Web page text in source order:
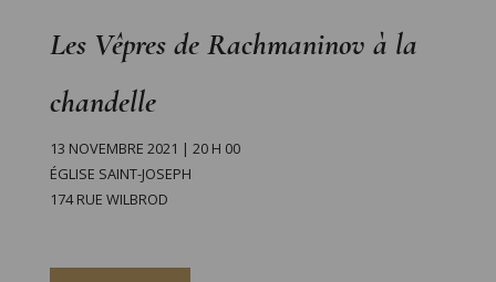
Les Vêpres de Rachmaninov à la
chandelle
13 NOVEMBRE 2021 | 20 H 00
ÉGLISE SAINT-JOSEPH
174 RUE WILBROD